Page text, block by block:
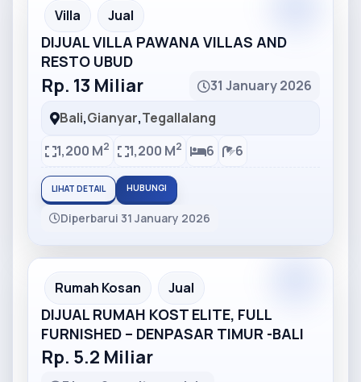
Partner Ad
Villa Jual
DIJUAL VILLA PAWANA VILLAS AND
RESTO UBUD
Rp. 13 Miliar
31 January 2026
Bali,Gianyar,Tegallalang
1,200 M2 1,200 M2 6 6
LIHAT DETAIL HUBUNGI
Diperbarui 31 January 2026
Partner Ad
Rumah Kosan Jual
DIJUAL RUMAH KOST ELITE, FULL
FURNISHED – DENPASAR TIMUR -BALI
Rp. 5.2 Miliar